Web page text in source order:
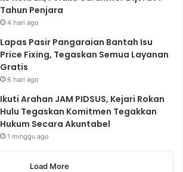
Tahun Penjara
4 hari ago
Lapas Pasir Pangaraian Bantah Isu
Price Fixing, Tegaskan Semua Layanan
Gratis
6 hari ago
Ikuti Arahan JAM PIDSUS, Kejari Rokan
Hulu Tegaskan Komitmen Tegakkan
Hukum Secara Akuntabel
1 minggu ago
Load More